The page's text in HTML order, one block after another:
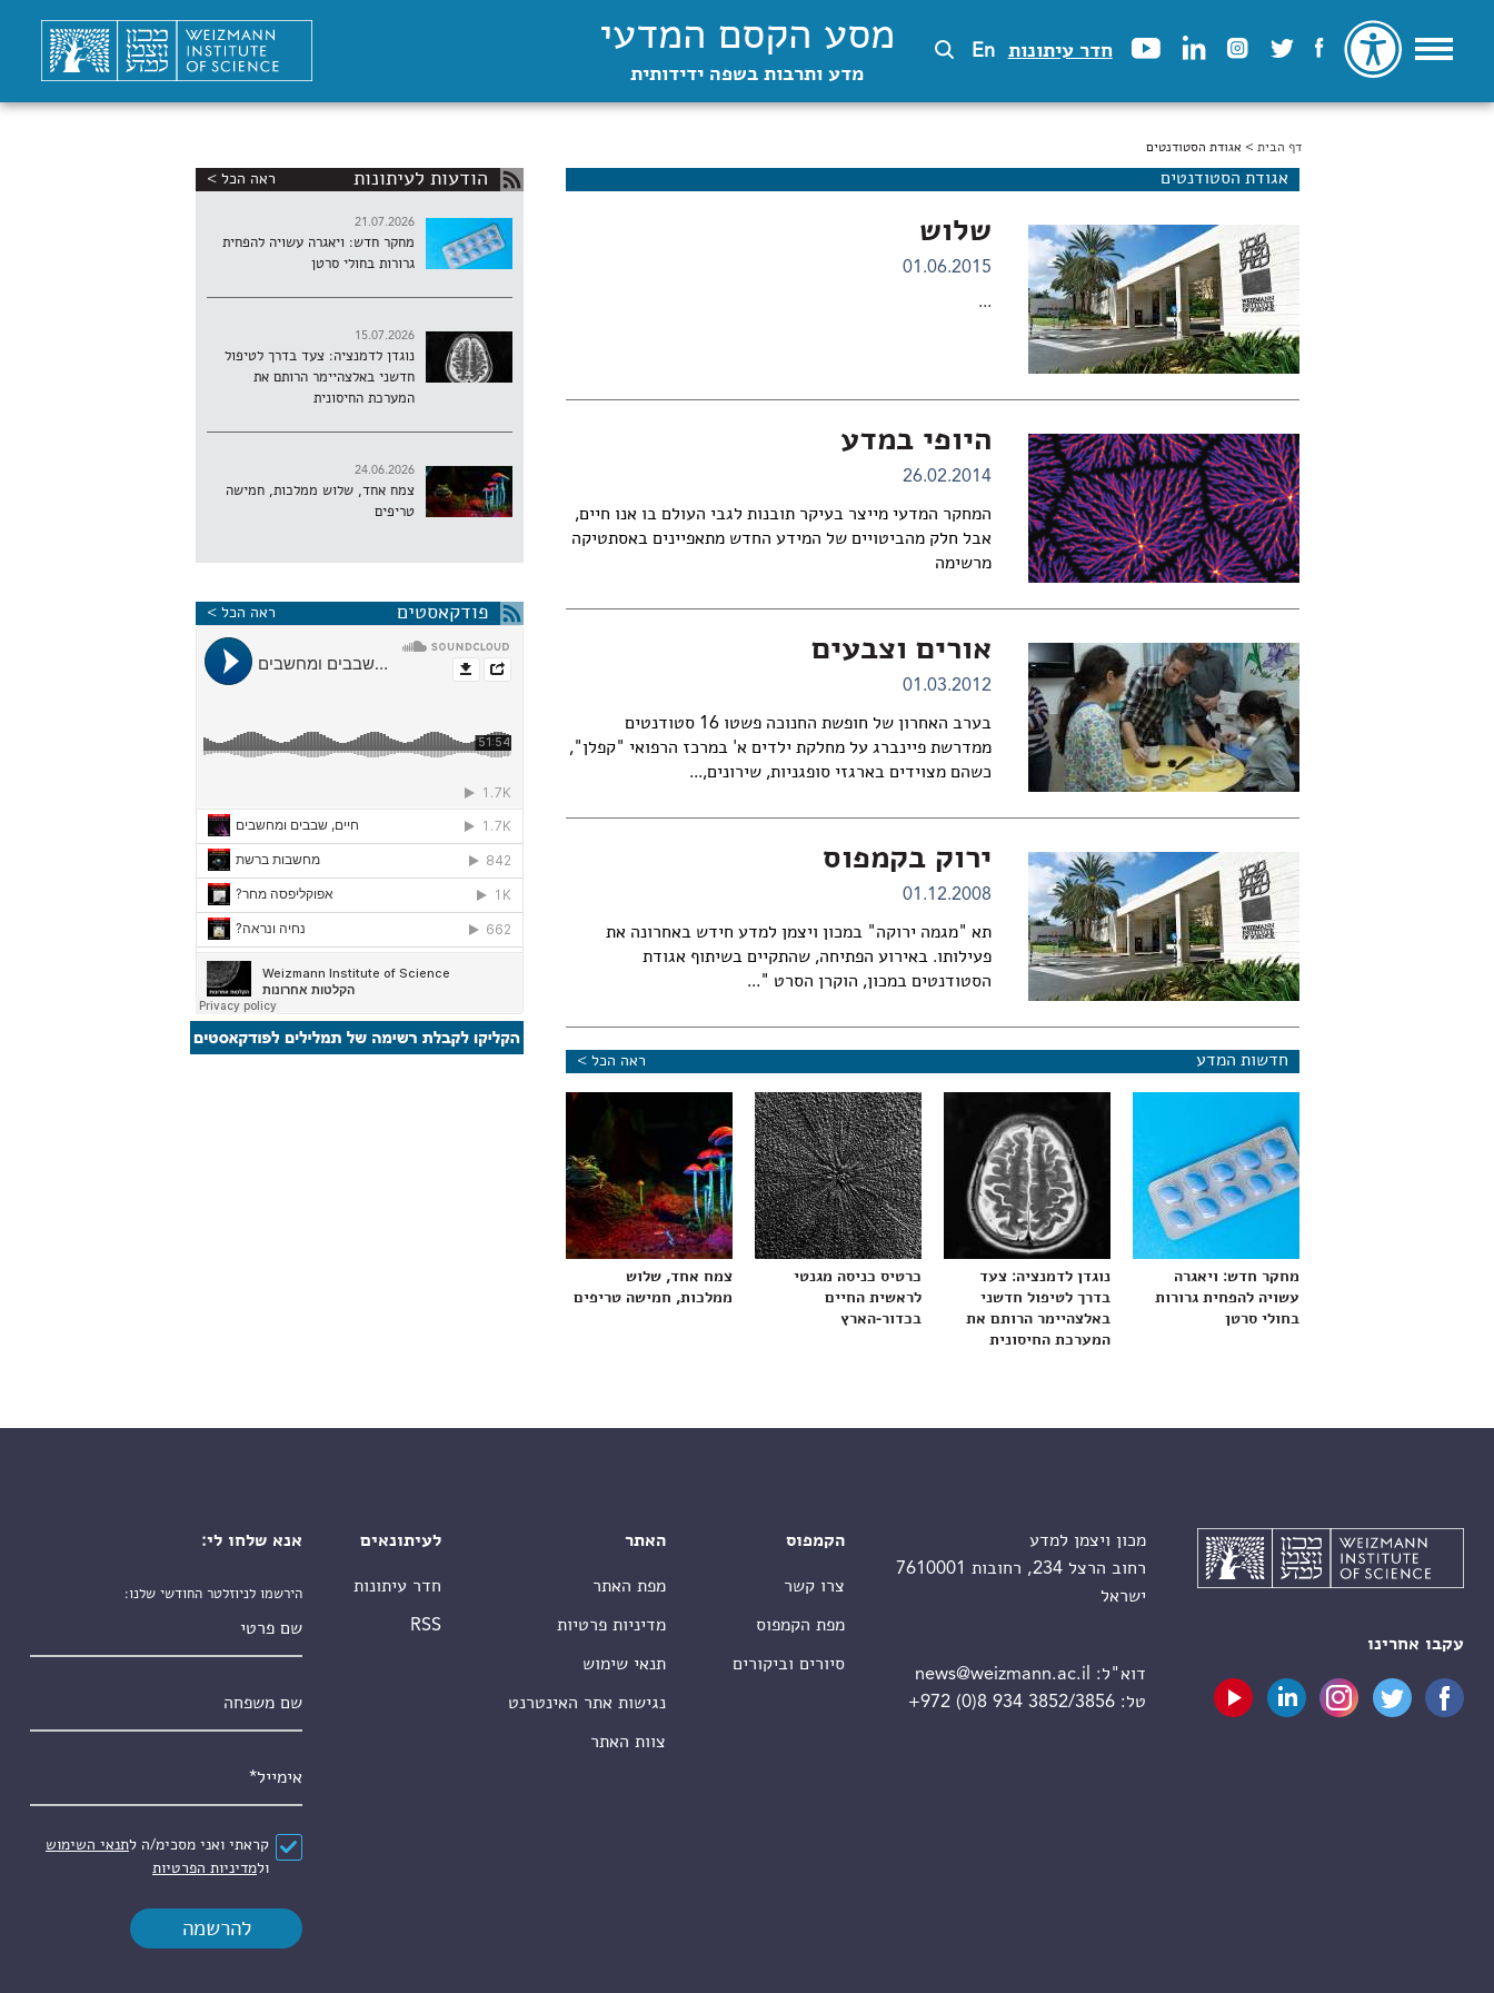
חדר עיתונות En מסע הקסם המדעי
מדע ותרבות בשפה ידידותית
הינך נמצא כאן
דף הבית > אגודת הסטודנטים
אגודת הסטודנטים
שלוש
01.06.2015
...
היופי במדע
26.02.2014
המחקר המדעי מייצר בעיקר תובנות לגבי העולם בו אנו חיים,
אבל חלק מהביטויים של המידע החדש מתאפיינים באסתטיקה
מרשימה
אורים וצבעים
01.03.2012
בערב האחרון של חופשת החנוכה פשטו 16 סטודנטים
ממדרשת פיינברג על מחלקת ילדים א' במרכז הרפואי "קפלן",
כשהם מצוידים בארגזי סופגניות, שירונים,...
ירוק בקמפוס
01.12.2008
תא "מגמה ירוקה" במכון ויצמן למדע חידש באחרונה את
פעילותו. באירוע הפתיחה, שהתקיים בשיתוף אגודת
הסטודנטים במכון, הוקרן הסרט "...
חדשות המדע ראה הכל >
מחקר חדש: ויאגרה
עשויה להפחית גרורות
בחולי סרטן
נוגדן לדמנציה: צעד
בדרך לטיפול חדשני
באלצהיימר הרותם את
המערכת החיסונית
כרטיס כניסה מגנטי
לראשית החיים
בכדור-הארץ
צמח אחד, שלוש
ממלכות, חמישה טריפים
הודעות לעיתונות ראה הכל >
21.07.2026
מחקר חדש: ויאגרה עשויה להפחית
גרורות בחולי סרטן
15.07.2026
נוגדן לדמנציה: צעד בדרך לטיפול
חדשני באלצהיימר הרותם את
המערכת החיסונית
24.06.2026
צמח אחד, שלוש ממלכות, חמישה
טריפים
פודקאסטים ראה הכל >
עקבו אחרינו
מכון ויצמן למדע
רחוב הרצל 234, רחובות 7610001
ישראל
דוא"ל:
news@weizmann.ac.il
טל:+972 (0)8 934 3852/3856
הקמפוס
צרו קשר
מפת הקמפוס
סיורים וביקורים
האתר
מפת האתר
מדיניות פרטיות
תנאי שימוש
נגישות אתר האינטרנט
צוות האתר
לעיתונאים
חדר עיתונות
RSS
אנא שלחו לי:
הירשמו לניוזלטר החודשי שלנו:
הסכם*
קראתי ואני מסכימ/ה לתנאי השימוש
ולמדיניות הפרטיות